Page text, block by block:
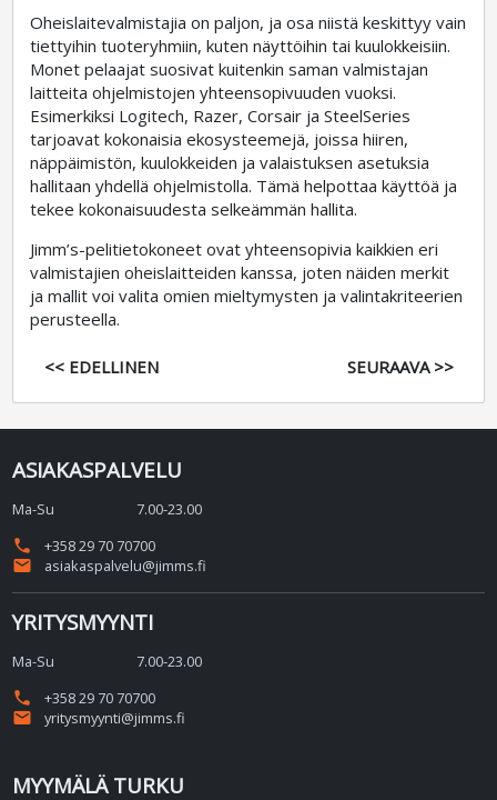
Oheislaitevalmistajia on paljon, ja osa niistä keskittyy vain
tiettyihin tuoteryhmiin, kuten näyttöihin tai kuulokkeisiin.
Monet pelaajat suosivat kuitenkin saman valmistajan
laitteita ohjelmistojen yhteensopivuuden vuoksi.
Esimerkiksi Logitech, Razer, Corsair ja SteelSeries
tarjoavat kokonaisia ekosysteemejä, joissa hiiren,
näppäimistön, kuulokkeiden ja valaistuksen asetuksia
hallitaan yhdellä ohjelmistolla. Tämä helpottaa käyttöä ja
tekee kokonaisuudesta selkeämmän hallita.
Jimm’s-pelitietokoneet ovat yhteensopivia kaikkien eri
valmistajien oheislaitteiden kanssa, joten näiden merkit
ja mallit voi valita omien mieltymysten ja valintakriteerien
perusteella.
<< EDELLINEN SEURAAVA >>
ASIAKASPALVELU
Ma-Su
7.00-23.00
phone
+358 29 70 70700
email
asiakaspalvelu@jimms.fi
YRITYSMYYNTI
Ma-Su
7.00-23.00
phone
+358 29 70 70700
email
yritysmyynti@jimms.fi
MYYMÄLÄ TURKU